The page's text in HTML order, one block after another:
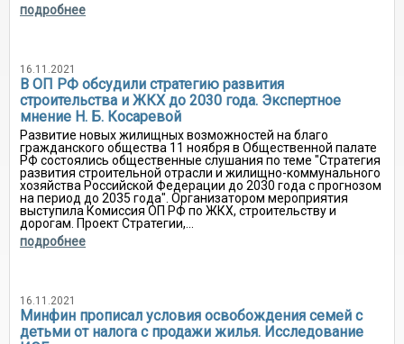
подробнее
16.11.2021
В ОП РФ обсудили стратегию развития
строительства и ЖКХ до 2030 года. Экспертное
мнение Н. Б. Косаревой
Развитие новых жилищных возможностей на благо
гражданского общества 11 ноября в Общественной палате
РФ состоялись общественные слушания по теме "Стратегия
развития строительной отрасли и жилищно-коммунального
хозяйства Российской Федерации до 2030 года с прогнозом
на период до 2035 года". Организатором мероприятия
выступила Комиссия ОП РФ по ЖКХ, строительству и
дорогам. Проект Стратегии,...
подробнее
16.11.2021
Минфин прописал условия освобождения семей с
детьми от налога с продажи жилья. Исследование